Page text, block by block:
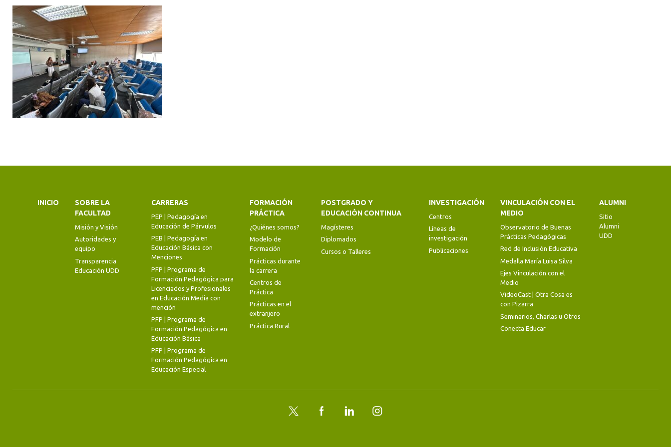
INICIO
SOBRE LA
FACULTAD
Misión y Visión
Autoridades y
equipo
Transparencia
Educación UDD
CARRERAS
PEP | Pedagogía en
Educación de Párvulos
PEB | Pedagogía en
Educación Básica con
Menciones
PFP | Programa de
Formación Pedagógica para
Licenciados y Profesionales
en Educación Media con
mención
PFP | Programa de
Formación Pedagógica en
Educación Básica
PFP | Programa de
Formación Pedagógica en
Educación Especial
FORMACIÓN
PRÁCTICA
¿Quiénes somos?
Modelo de
Formación
Prácticas durante
la carrera
Centros de
Práctica
Prácticas en el
extranjero
Práctica Rural
POSTGRADO Y
EDUCACIÓN CONTINUA
Magísteres
Diplomados
Cursos o Talleres
INVESTIGACIÓN
Centros
Líneas de
investigación
Publicaciones
VINCULACIÓN CON EL
MEDIO
Observatorio de Buenas
Prácticas Pedagógicas
Red de Inclusión Educativa
Medalla María Luisa Silva
Ejes Vinculación con el
Medio
VideoCast | Otra Cosa es
con Pizarra
Seminarios, Charlas u Otros
Conecta Educar
ALUMNI
Sitio
Alumni
UDD
Twitter FacebookLinkedInInstagram